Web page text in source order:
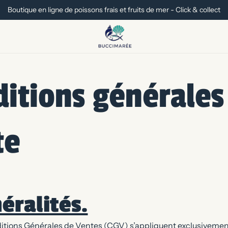
Boutique en ligne de poissons frais et fruits de mer - Click & collect
Générales de Ventes (CGV) s’appliquent